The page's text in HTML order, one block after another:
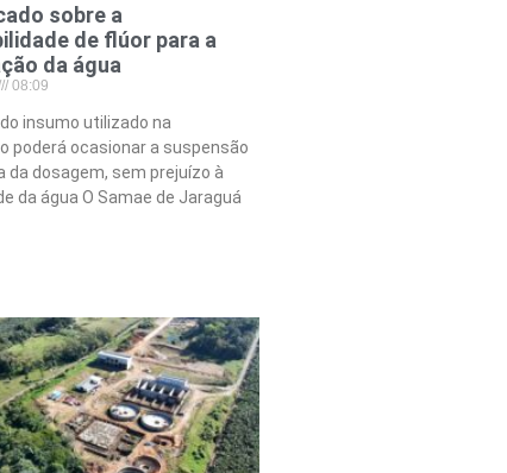
sobre a
de flúor para a
da água
08:09
insumo utilizado na
poderá ocasionar a suspensão
da dosagem, sem prejuízo à
da água O Samae de Jaraguá